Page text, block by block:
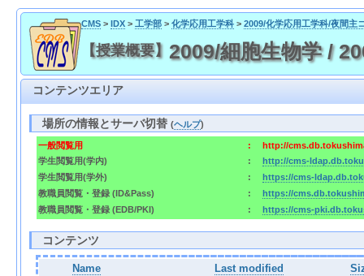
CMS> IDX> 工学部> 化学応用工学科> 2009/化学応用工学科/夜間主
【授業概要】 2009/細胞生物学 /
コンテンツエリア
場所の情報とサーバ切替(ヘルプ)
一般閲覧用 :
http://
学生閲覧用(学内)
:
http://cms-
学生閲覧用(学外)
:
https://cms-
教職員閲覧・登録 (ID&Pass)
:
https://
教職員閲覧・登録 (EDB/PKI)
: https://cms-
コンテンツ
Name Last modified